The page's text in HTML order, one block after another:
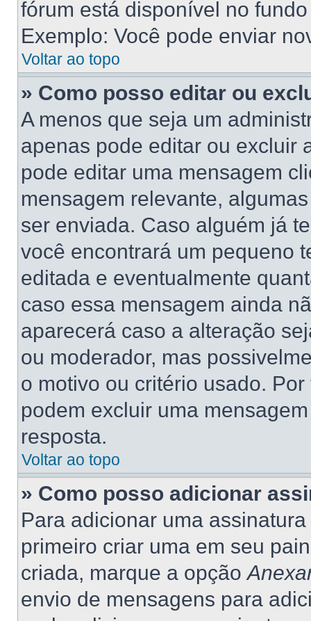
fórum está disponível no
Exemplo: Você pode enviar
Voltar ao topo
» Como posso editar ou
A menos que seja um
apenas pode editar ou excluir
pode editar uma mensagem
mensagem relevante,
ser enviada. Caso alguém já
você encontrará um pequeno
editada e eventualmente
caso essa mensagem ainda
aparecerá caso a alteração
ou moderador, mas
o motivo ou critério usado.
podem excluir uma
resposta.
Voltar ao topo
» Como posso adicionar
Para adicionar uma
primeiro criar uma em seu
criada, marque a opção
envio de mensagens para